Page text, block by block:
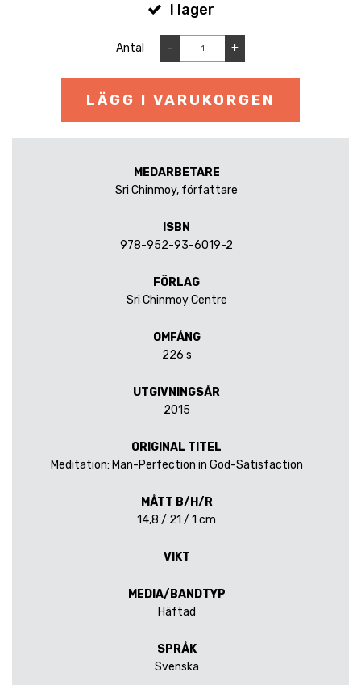
I lager
Antal - +
LÄGG I VARUKORGEN
MEDARBETARE
Sri Chinmoy, författare
ISBN
978-952-93-6019-2
FÖRLAG
Sri Chinmoy Centre
OMFÅNG
226 s
UTGIVNINGSÅR
2015
ORIGINAL TITEL
Meditation: Man-Perfection in God-Satisfaction
MÅTT B/H/R
14,8 / 21 / 1 cm
VIKT
MEDIA/BANDTYP
Häftad
SPRÅK
Svenska